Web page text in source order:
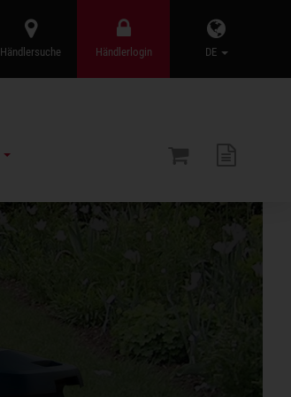
DE
Händlerlogin
Händlersuche